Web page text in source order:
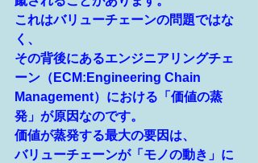
これはバリューチェーンの問題ではな
く、
その背後にあるエンジニアリングチェ
ーン（ECM:Engineering Chain
Management）における「価値の蒸
発」が原因なのです。
価値が蒸発する最大の要因は、
バリューチェーンが「モノの動き」に